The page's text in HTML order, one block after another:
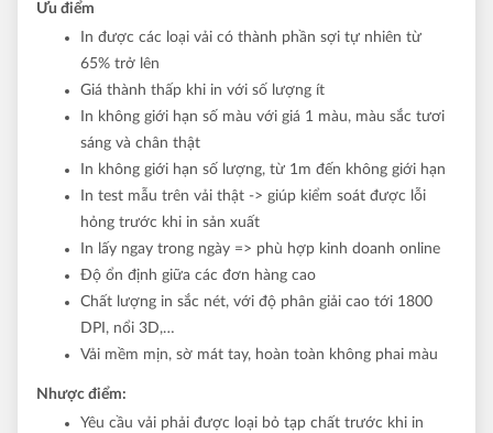
Ưu điểm
In được các loại vải có thành phần sợi tự nhiên từ
65% trở lên
Giá thành thấp khi in với số lượng ít
In không giới hạn số màu với giá 1 màu, màu sắc tươi
sáng và chân thật
In không giới hạn số lượng, từ 1m đến không giới hạn
In test mẫu trên vải thật -> giúp kiểm soát được lỗi
hỏng trước khi in sản xuất
In lấy ngay trong ngày => phù hợp kinh doanh online
Độ ổn định giữa các đơn hàng cao
Chất lượng in sắc nét, với độ phân giải cao tới 1800
DPI, nổi 3D,…
Vải mềm mịn, sờ mát tay, hoàn toàn không phai màu
Nhược điểm:
Yêu cầu vải phải được loại bỏ tạp chất trước khi in